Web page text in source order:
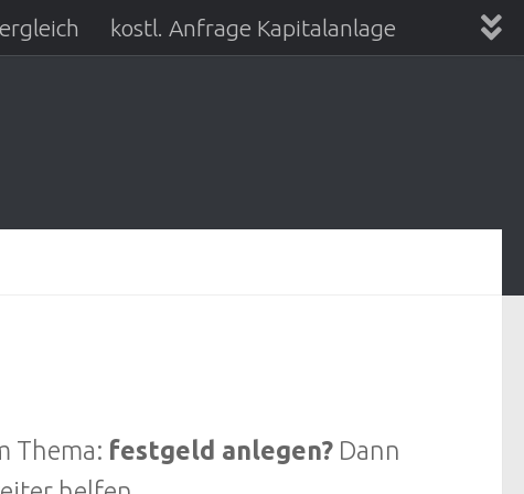
kostl. Anfrage Kapitalanlage
Thema: festgeld anlegen? Dann